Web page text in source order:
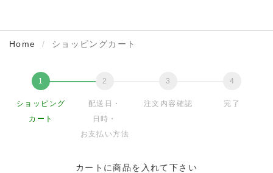
Home ショッピングカート
ショッピング
カート
配送日・
日時・
お支払い方法
注文内容確認 完了
カートに商品を入れて下さい